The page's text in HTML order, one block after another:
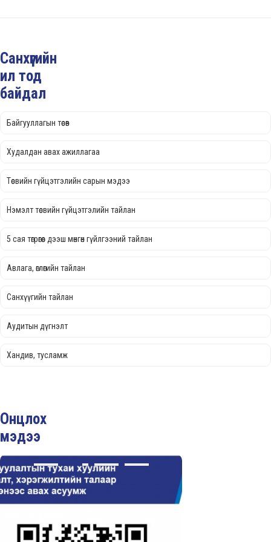
Санхүүгийн
ил тод
байдал
Байгууллагын төсөв
Худалдан авах ажиллагаа
Төсвийн гүйцэтгэлийн сарын мэдээ
Нэмэлт төсвийн гүйцэтгэлийн тайлан
5 сая төгрөгөөс дээш мөнгөн гүйлгээний тайлан
Авлага, өглөгийн тайлан
Санхүүгийн тайлан
Аудитын дүгнэлт
Хандив, тусламж
Онцлох
мэдээ